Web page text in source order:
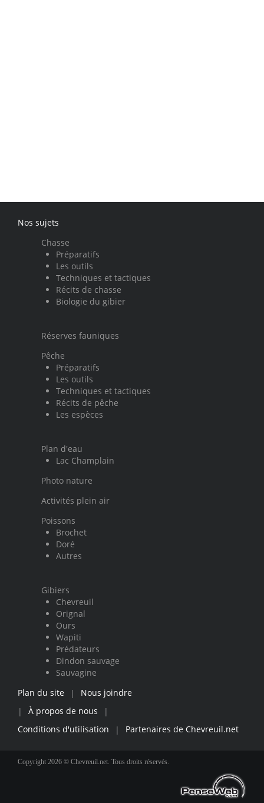
Nos sujets
Chasse
Préparatifs
Les outils
Techniques et tactiques
Récits de chasse
Biologie du gibier
Réserves fauniques
Pêche
Préparatifs
Les outils
Techniques et tactiques
Récits de pêche
Les espèces
Plan d'eau
Lac Champlain
Photo nature
Activités plein air
Poissons
Brochet
Doré
Autres
Gibiers
Chevreuil
Orignal
Ours
Wapiti
Prédateurs
Dindon sauvage
Sauvagine
Plan du site
|
Nous joindre
|
À propos de nous
|
Conditions d'utilisation
| Partenaires de Chevreuil.net
Copyright 2026 © Chevreuil.net. Tous droits réservés.